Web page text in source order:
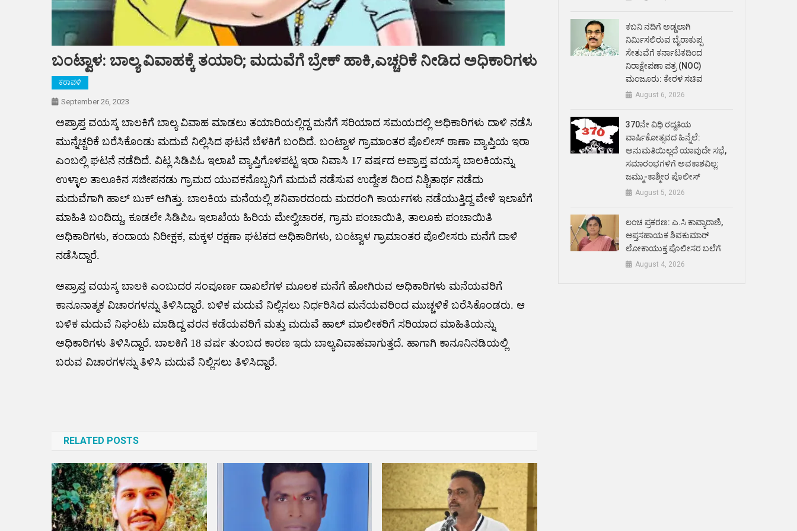
ಬಂಟ್ವಾಳ: ಬಾಲ್ಯ ವಿವಾಹಕ್ಕೆ ತಯಾರಿ; ಮದುವೆಗೆ ಬ್ರೇಕ್ ಹಾಕಿ,ಎಚ್ಚರಿಕೆ ನೀಡಿದ ಅಧಿಕಾರಿಗಳು
ಕರಾವಳಿ
September 26, 2023
ಅಪ್ರಾಪ್ತ ವಯಸ್ಕ ಬಾಲಕಿಗೆ ಬಾಲ್ಯ ವಿವಾಹ ಮಾಡಲು ತಯಾರಿಯಲ್ಲಿದ್ದ ಮನೆಗೆ ಸರಿಯಾದ ಸಮಯದಲ್ಲಿ ಅಧಿಕಾರಿಗಳು ದಾಳಿ ನಡೆಸಿ
ಮುನ್ನೆಚ್ಚರಿಕೆ ಬರೆಸಿಕೊಂಡು ಮದುವೆ ನಿಲ್ಲಿಸಿದ ಘಟನೆ ಬೆಳಕಿಗೆ ಬಂದಿದೆ. ಬಂಟ್ವಾಳ ಗ್ರಾಮಾಂತರ ಪೊಲೀಸ್ ಠಾಣಾ ವ್ಯಾಪ್ತಿಯ ಇರಾ
ಎಂಬಲ್ಲಿ ಘಟನೆ ನಡೆದಿದೆ. ವಿಟ್ಲ ಸಿಡಿಪಿಓ ಇಲಾಖೆ ವ್ಯಾಪ್ತಿಗೊಳಪಟ್ಟ ಇರಾ ನಿವಾಸಿ 17 ವರ್ಷದ ಅಪ್ರಾಪ್ತ ವಯಸ್ಕ ಬಾಲಕಿಯನ್ನು
ಉಳ್ಳಾಲ ತಾಲೂಕಿನ ಸಜೀಪನಡು ಗ್ರಾಮದ ಯುವಕನೊಬ್ಬನಿಗೆ ಮದುವೆ ನಡೆಸುವ ಉದ್ದೇಶ ದಿಂದ ನಿಶ್ಚಿತಾರ್ಥ ನಡೆದು
ಮದುವೆಗಾಗಿ ಹಾಲ್ ಬುಕ್ ಆಗಿತ್ತು. ಬಾಲಕಿಯ ಮನೆಯಲ್ಲಿ ಶನಿವಾರದಂದು ಮದರಂಗಿ ಕಾರ್ಯಗಳು ನಡೆಯುತ್ತಿದ್ದ ವೇಳೆ ಇಲಾಖೆಗೆ
ಮಾಹಿತಿ ಬಂದಿದ್ದು, ಕೂಡಲೇ ಸಿಡಿಪಿಒ ಇಲಾಖೆಯ ಹಿರಿಯ ಮೇಲ್ವಿಚಾರಕ, ಗ್ರಾಮ ಪಂಚಾಯಿತಿ, ತಾಲೂಕು ಪಂಚಾಯಿತಿ
ಅಧಿಕಾರಿಗಳು, ಕಂದಾಯ ನಿರೀಕ್ಷಕ, ಮಕ್ಕಳ ರಕ್ಷಣಾ ಘಟಕದ ಅಧಿಕಾರಿಗಳು, ಬಂಟ್ವಾಳ ಗ್ರಾಮಾಂತರ ಪೊಲೀಸರು ಮನೆಗೆ ದಾಳಿ
ನಡೆಸಿದ್ದಾರೆ.
ಅಪ್ರಾಪ್ತ ವಯಸ್ಕ ಬಾಲಕಿ ಎಂಬುದರ ಸಂಪೂರ್ಣ ದಾಖಲೆಗಳ ಮೂಲಕ ಮನೆಗೆ ಹೋಗಿರುವ ಅಧಿಕಾರಿಗಳು ಮನೆಯವರಿಗೆ
ಕಾನೂನಾತ್ಮಕ ವಿಚಾರಗಳನ್ನು ತಿಳಿಸಿದ್ದಾರೆ. ಬಳಿಕ ಮದುವೆ ನಿಲ್ಲಿಸಲು ನಿರ್ಧರಿಸಿದ ಮನೆಯವರಿಂದ ಮುಚ್ಚಳಿಕೆ ಬರೆಸಿಕೊಂಡರು. ಆ
ಬಳಿಕ ಮದುವೆ ನಿಘಂಟು ಮಾಡಿದ್ದ ವರನ ಕಡೆಯವರಿಗೆ ಮತ್ತು ಮದುವೆ ಹಾಲ್ ಮಾಲೀಕರಿಗೆ ಸರಿಯಾದ ಮಾಹಿತಿಯನ್ನು
ಅಧಿಕಾರಿಗಳು ತಿಳಿಸಿದ್ದಾರೆ. ಬಾಲಕಿಗೆ 18 ವರ್ಷ ತುಂಬದ ಕಾರಣ ಇದು ಬಾಲ್ಯವಿವಾಹವಾಗುತ್ತದೆ. ಹಾಗಾಗಿ ಕಾನೂನಿನಡಿಯಲ್ಲಿ
ಬರುವ ವಿಚಾರಗಳನ್ನು ತಿಳಿಸಿ ಮದುವೆ ನಿಲ್ಲಿಸಲು ತಿಳಿಸಿದ್ದಾರೆ.
RELATED POSTS
ಕಬನಿ ನದಿಗೆ ಅಡ್ಡಲಾಗಿ
ನಿರ್ಮಿಸಲಿರುವ ಬೈರಾಕುಪ್ಪ
ಸೇತುವೆಗೆ ಕರ್ನಾಟಕದಿಂದ
ನಿರಾಕ್ಷೇಪಣಾ ಪತ್ರ (NOC)
ಮಂಜೂರು: ಕೇರಳ ಸಚಿವ
August 6, 2026
370ನೇ ವಿಧಿ ರದ್ದತಿಯ
ವಾರ್ಷಿಕೋತ್ಸವದ ಹಿನ್ನೆಲೆ:
ಅನುಮತಿಯಿಲ್ಲದೆ ಯಾವುದೇ ಸಭೆ,
ಸಮಾರಂಭಗಳಿಗೆ ಅವಕಾಶವಿಲ್ಲ:
ಜಮ್ಮು-ಕಾಶ್ಮೀರ ಪೊಲೀಸ್
August 5, 2026
ಲಂಚ ಪ್ರಕರಣ: ಎ.ಸಿ ಕಾವ್ಯಾರಾಣಿ,
ಆಪ್ತಸಹಾಯಕ ಶಿವಕುಮಾರ್‌
ಲೋಕಾಯುಕ್ತ ಪೊಲೀಸರ ಬಲೆಗೆ
August 4, 2026